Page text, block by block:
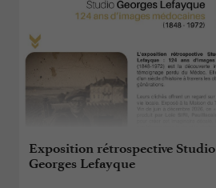
Exposition rétrospective Studio
Georges Lefayque